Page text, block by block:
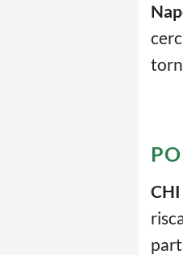
CHI